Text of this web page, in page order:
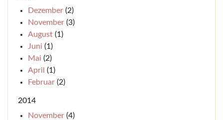
Dezember (2)
November (3)
August (1)
Juni (1)
Mai (2)
April (1)
Februar (2)
2014
November (4)